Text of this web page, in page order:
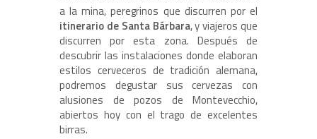
a la mina, peregrinos que discurren por el
itinerario de Santa Bárbara, y viajeros que
discurren por esta zona. Después de
descubrir las instalaciones donde elaboran
estilos cerveceros de tradición alemana,
podremos degustar sus cervezas con
alusiones de pozos de Montevecchio,
abiertos hoy con el trago de excelentes
birras.